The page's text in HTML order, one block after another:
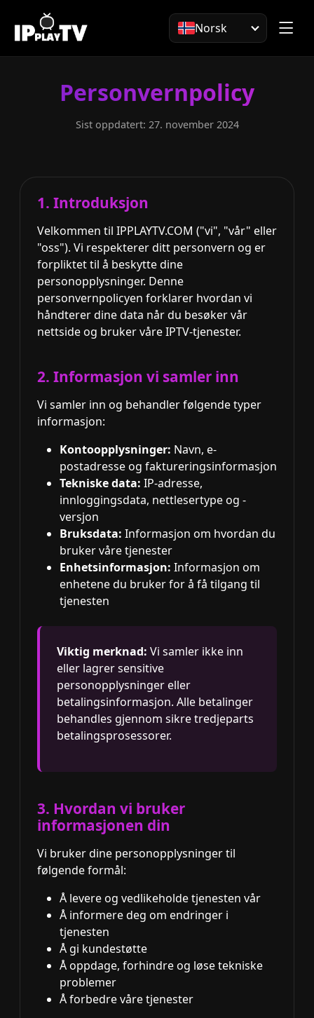
Norsk
Personvernpolicy
Sist oppdatert: 27. november 2024
1. Introduksjon
Velkommen til IPPLAYTV.COM ("vi", "vår" eller
"oss"). Vi respekterer ditt personvern og er
forpliktet til å beskytte dine
personopplysninger. Denne
personvernpolicyen forklarer hvordan vi
håndterer dine data når du besøker vår
nettside og bruker våre IPTV-tjenester.
2. Informasjon vi samler inn
Vi samler inn og behandler følgende typer
informasjon:
Kontoopplysninger: Navn, e-
postadresse og faktureringsinformasjon
Tekniske data: IP-adresse,
innloggingsdata, nettlesertype og -
versjon
Bruksdata: Informasjon om hvordan du
bruker våre tjenester
Enhetsinformasjon: Informasjon om
enhetene du bruker for å få tilgang til
tjenesten
Viktig merknad: Vi samler ikke inn
eller lagrer sensitive
personopplysninger eller
betalingsinformasjon. Alle betalinger
behandles gjennom sikre tredjeparts
betalingsprosessorer.
3. Hvordan vi bruker
informasjonen din
Vi bruker dine personopplysninger til
følgende formål:
Å levere og vedlikeholde tjenesten vår
Å informere deg om endringer i
tjenesten
Å gi kundestøtte
Å oppdage, forhindre og løse tekniske
problemer
Å forbedre våre tjenester